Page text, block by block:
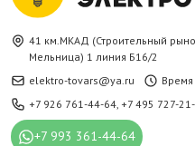
41 км.МКАД (Строительный
Мельница) 1 линия Б16/2
elektro-tovars@ya.ru
+7 926 761-44-64, +7 495 727-
+7 993 361-44-64